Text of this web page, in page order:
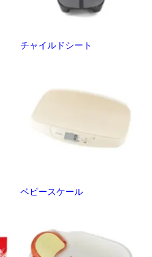
チャイルドシート
ベビースケール